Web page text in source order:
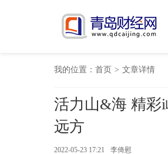
我的位置： 首页 > 文章详情
活力山&海 精彩
远方
2022-05-23 17:21 李倚慰